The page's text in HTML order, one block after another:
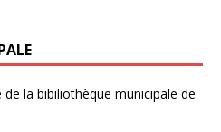
la bibiliothèque municipale de